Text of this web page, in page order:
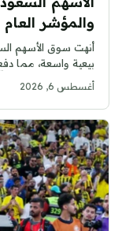
والمؤشر العام
أنهت سوق الأسهم
بيعية واسعة، مما دفع
أغسطس 6, 2026